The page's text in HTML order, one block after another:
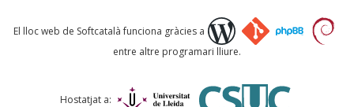
Què proposeu?
Comentari *
El lloc web de Softcatalà funciona gràcies a
entre altre programari lliure.
Hostatjat a: